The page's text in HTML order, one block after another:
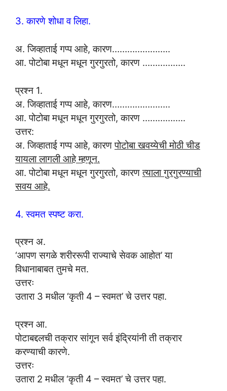
3. कारणे शोधा व लिहा.
अ. जिव्हाताई गप्प आहे, कारण…………………..
आ. पोटोबा मधून मधून गुरगुरतो, कारण ……………..
प्रश्न 1.
अ. जिव्हाताई गप्प आहे, कारण…………………..
आ. पोटोबा मधून मधून गुरगुरतो, कारण ……………..
उत्तर:
अ. जिव्हाताई गप्प आहे, कारणपोटोबा खवय्येची मोठी चीड
यायला लागली आहे म्हणून.
आ. पोटोबा मधून मधून गुरगुरतो, कारणत्याला गुरगुरण्याची
सवय आहे.
4. स्वमत स्पष्ट करा.
प्रश्न अ.
‘आपण सगळे शरीररूपी राज्याचे सेवक आहोत’ या
विधानाबाबत तुमचे मत.
उत्तरः
उतारा 3 मधील ‘कृती 4 – स्वमत’ चे उत्तर पहा.
प्रश्न आ.
पोटाबद्दलची तक्रार सांगून सर्व इंद्रियांनी ती तक्रार
करण्याची कारणे.
उत्तरः
उतारा 2 मधील ‘कृती 4 – स्वमत’ चे उत्तर पहा.